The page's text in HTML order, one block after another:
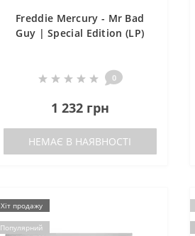
Freddie Mercury - Mr Bad
Guy | Special Edition (LP)
0
1 232 грн
НЕМАЄ В НАЯВНОСТІ
Хіт продажу
Популярний